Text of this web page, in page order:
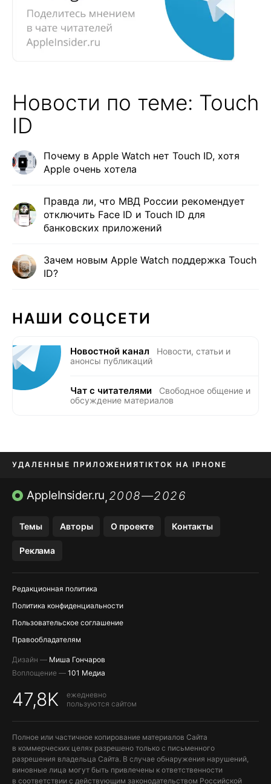
Новости по теме: Touch
ID
Почему в Apple Watch нет Touch ID, хотя
Apple очень хотела
Правда ли, что МВД России рекомендует
отключить Face ID и Touch ID для
банковских приложений
Зачем новым Apple Watch поддержка Touch
ID?
НАШИ СОЦСЕТИ
Новостной канал
Новости, статьи и
анонсы публикаций
Чат с читателями
Свободное общение и
обсуждение материалов
УДАЛЕННЫЕ ПРИЛОЖЕНИЯTIKTOK НА IPHONE
ПРИЛОЖЕНИЯ БЕЗ APP STORE
AppleInsider.ru,2008—2026
Темы Авторы О проекте Контакты
Реклама
Редакционная политика
Политика конфиденциальности
Пользовательское соглашение
Правообладателям
Дизайн — Миша Гончаров
Воплощение — 101 Медиа
47,8K
ежедневно
пользуются сайтом
Полное или частичное копирование материалов Сайта
в коммерческих целях разрешено только с письменного
разрешения владельца Сайта. В случае обнаружения нарушений,
виновные лица могут быть привлечены к ответственности
в соответствии с действующим законодательством Российской